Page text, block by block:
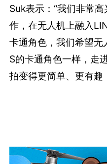
Suk表示：“我们非常
作，在无人机上融入
卡通角色，我们希望无
S的卡通角色一样，走
拍变得更简单、更有趣